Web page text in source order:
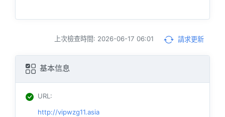
上次檢查時間: 2026-06-17 06:01 請求更新
基本信息
URL:
http://vipwzg11.asia